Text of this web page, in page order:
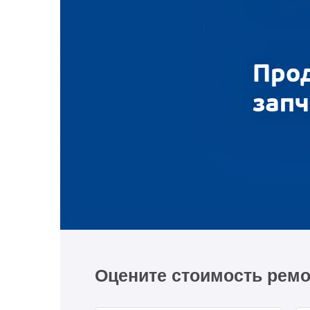
Оцените стоимость